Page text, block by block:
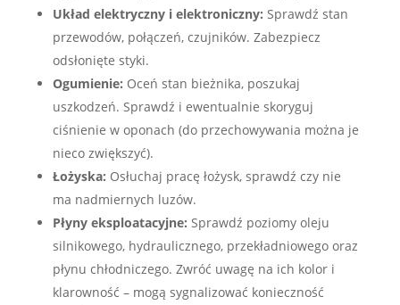
Układ elektryczny i elektroniczny: Sprawdź stan
przewodów, połączeń, czujników. Zabezpiecz
odsłonięte styki.
Ogumienie: Oceń stan bieżnika, poszukaj
uszkodzeń. Sprawdź i ewentualnie skoryguj
ciśnienie w oponach (do przechowywania można je
nieco zwiększyć).
Łożyska: Osłuchaj pracę łożysk, sprawdź czy nie
ma nadmiernych luzów.
Płyny eksploatacyjne: Sprawdź poziomy oleju
silnikowego, hydraulicznego, przekładniowego oraz
płynu chłodniczego. Zwróć uwagę na ich kolor i
klarowność – mogą sygnalizować konieczność